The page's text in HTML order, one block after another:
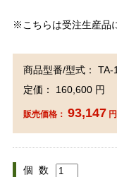
※こちらは受注生産品
商品型番/型式： TA-
定価： 160,600 円
販売価格： 93,147
個 数